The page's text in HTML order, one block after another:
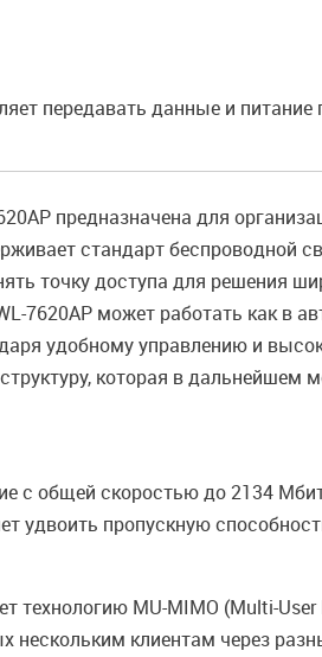
передавать данные и
предназначена для
стандарт беспроводной
точку доступа для решения
7620AP может работать как в
удобному управлению и
которая в дальнейшем
с общей скоростью до 2134
удвоить пропускную
технологию MU-MIMO (Multi-
клиентам через